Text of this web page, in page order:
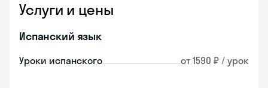
Услуги и цены
Испанский язык
Уроки испанского от 1590 ₽ / урок